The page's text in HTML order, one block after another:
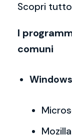
Scopri
I
comuni
Windows